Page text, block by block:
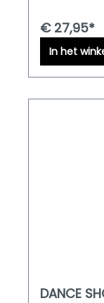
ademen.
waardoor
€ 27,95*
In het
DANCE